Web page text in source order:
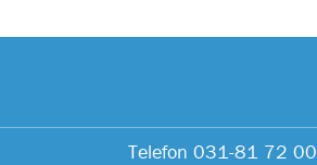
Telefon 031-81 72 00